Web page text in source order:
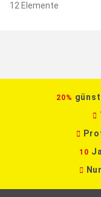
12 Elemente
20%
10